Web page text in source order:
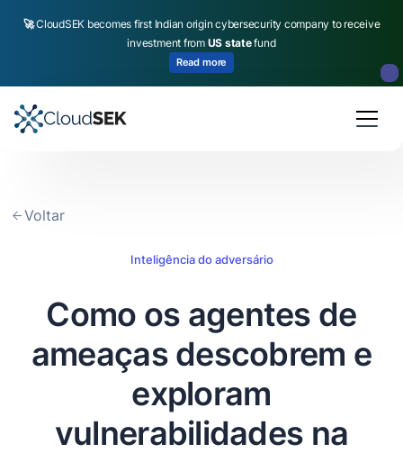
🚀CloudSEK becomes first Indian origin cybersecurity company to receive
investment from US statefund
Read more
Voltar
Inteligência do adversário
Como os agentes de
ameaças descobrem e
exploram
vulnerabilidades na